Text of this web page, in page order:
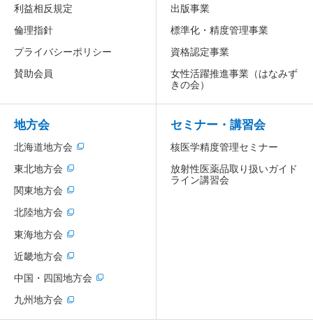
利益相反規定
倫理指針
プライバシーポリシー
賛助会員
出版事業
標準化・精度管理事業
資格認定事業
女性活躍推進事業 （はなみず
きの会）
地方会
北海道地方会
東北地方会
関東地方会
北陸地方会
東海地方会
近畿地方会
中国・四国地方会
九州地方会
セミナー・講習会
核医学精度管理セミナー
放射性医薬品取り扱いガイド
ライン講習会